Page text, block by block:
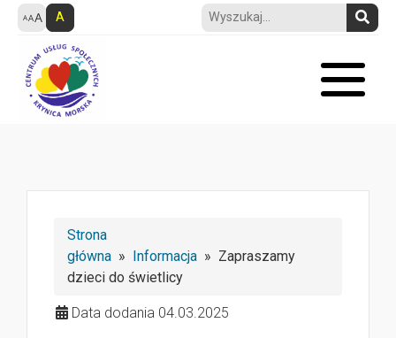
A
Strona
główna » Informacja » Zapraszamy
dzieci do świetlicy
Data dodania 04.03.2025